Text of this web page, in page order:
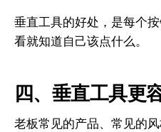
垂直工具的好处，是每个
看就知道自己该点什么。
四、垂直工具更
老板常见的产品、常见的